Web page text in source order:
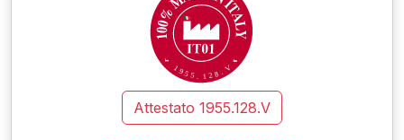
195 5 . 1 2 8 .V
Attestato 1955.128.V